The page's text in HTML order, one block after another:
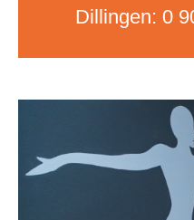
Dillingen: 0